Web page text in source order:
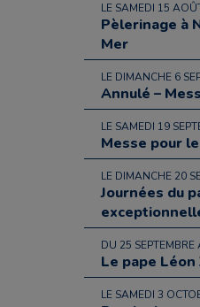
LE SAMEDI 15
Pèlerinage à
Mer
LE DIMANCHE 6
Annulé –
LE SAMEDI 19
Messe pour
LE DIMANCHE 20
Journées du
DU 25
Le pape Léon
LE SAMEDI 3